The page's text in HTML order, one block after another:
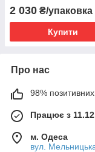
2 030 ₴/упаковка
Купити
Про нас
98% позитивних
Працює з
м. Одеса
вул.